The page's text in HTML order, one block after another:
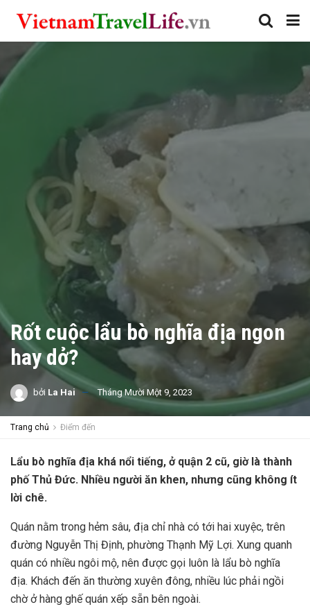
Rốt cuộc lẩu bò nghĩa địa ngon
hay dở?
bởi La Hai Tháng Mười Một 9, 2023
Trang chủ Điểm đến
Lẩu bò nghĩa địa khá nổi tiếng, ở quận 2 cũ, giờ là thành
phố Thủ Đức. Nhiều người ăn khen, nhưng cũng không ít
lời chê.
Quán nằm trong hẻm sâu, địa chỉ nhà có tới hai xuyệc, trên
đường Nguyễn Thị Định, phường Thạnh Mỹ Lợi. Xung quanh
quán có nhiều ngôi mộ, nên được gọi luôn là lẩu bò nghĩa
địa. Khách đến ăn thường xuyên đông, nhiều lúc phải ngồi
chờ ở hàng ghế quán xếp sẵn bên ngoài.